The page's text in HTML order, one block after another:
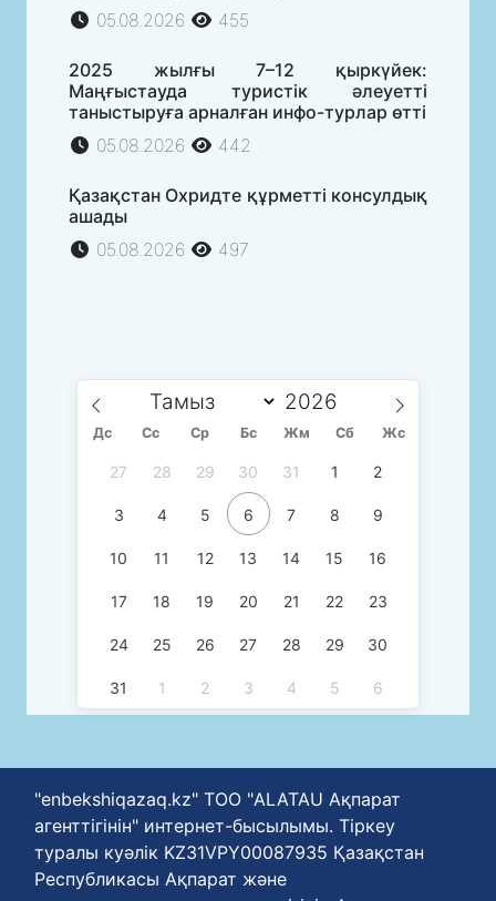
05.08.2026
455
2025 жылғы 7–12 қыркүйек:
Маңғыстауда туристік әлеуетті
таныстыруға арналған инфо-турлар өтті
05.08.2026
442
Қазақстан Охридте құрметті консулдық
ашады
05.08.2026
497
Дс Сc Ср Бс Жм Сб Жс
27 28 29 30 31 1 2
3 4 5 6 7 8 9
10 11 12 13 14 15 16
17 18 19 20 21 22 23
24 25 26 27 28 29 30
31 1 2 3 4 5 6
"enbekshiqazaq.kz" ТОО "ALATAU Ақпарат
агенттігінін" интернет-бысылымы. Тіркеу
туралы куәлік KZ31VPY00087935 Қазақстан
Республикасы Ақпарат және